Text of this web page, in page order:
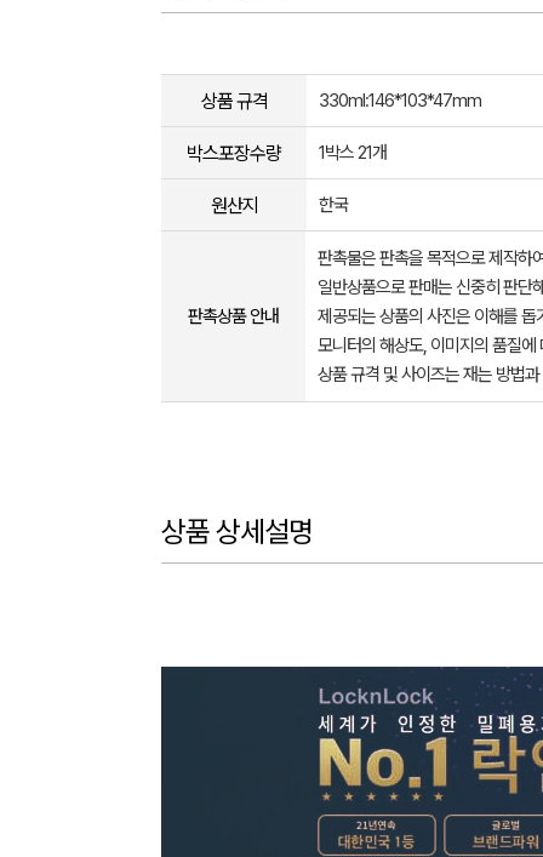
상품 규격 330ml:146*103*47mm
박스포장수량 1박스 21개
원산지 한국
판촉상품 안내
판촉물은 판촉을 목적으로 제작하
일반상품으로 판매는 신중히 판단
제공되는 상품의 사진은 이해를
모니터의 해상도, 이미지의 품질
상품 규격 및 사이즈는 재는 방법
상품 상세설명